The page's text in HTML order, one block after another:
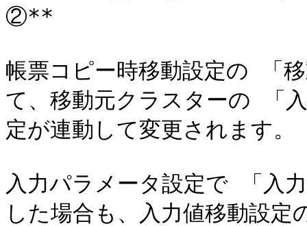
②**
帳票コピー時移動設定の 「
て、移動元クラスターの 「
定が連動して変更されます。
入力パラメータ設定で 「入
した場合も、入力値移動設